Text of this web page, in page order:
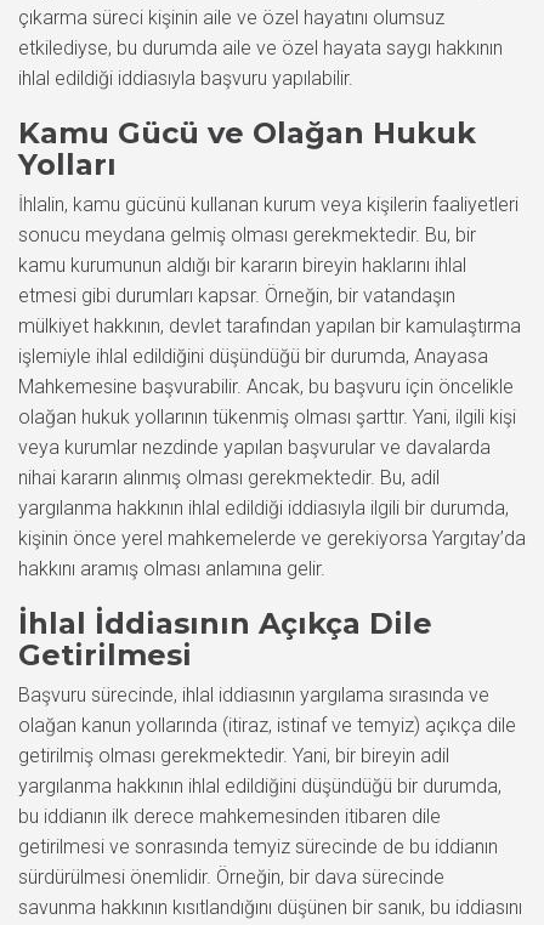
çıkarma süreci kişinin aile ve özel hayatını olumsuz
etkilediyse, bu durumda aile ve özel hayata saygı hakkının
ihlal edildiği iddiasıyla başvuru yapılabilir.
Kamu Gücü ve Olağan Hukuk
Yolları
İhlalin, kamu gücünü kullanan kurum veya kişilerin faaliyetleri
sonucu meydana gelmiş olması gerekmektedir. Bu, bir
kamu kurumunun aldığı bir kararın bireyin haklarını ihlal
etmesi gibi durumları kapsar. Örneğin, bir vatandaşın
mülkiyet hakkının, devlet tarafından yapılan bir kamulaştırma
işlemiyle ihlal edildiğini düşündüğü bir durumda, Anayasa
Mahkemesine başvurabilir. Ancak, bu başvuru için öncelikle
olağan hukuk yollarının tükenmiş olması şarttır. Yani, ilgili kişi
veya kurumlar nezdinde yapılan başvurular ve davalarda
nihai kararın alınmış olması gerekmektedir. Bu, adil
yargılanma hakkının ihlal edildiği iddiasıyla ilgili bir durumda,
kişinin önce yerel mahkemelerde ve gerekiyorsa Yargıtay’da
hakkını aramış olması anlamına gelir.
İhlal İddiasının Açıkça Dile
Getirilmesi
Başvuru sürecinde, ihlal iddiasının yargılama sırasında ve
olağan kanun yollarında (itiraz, istinaf ve temyiz) açıkça dile
getirilmiş olması gerekmektedir. Yani, bir bireyin adil
yargılanma hakkının ihlal edildiğini düşündüğü bir durumda,
bu iddianın ilk derece mahkemesinden itibaren dile
getirilmesi ve sonrasında temyiz sürecinde de bu iddianın
sürdürülmesi önemlidir. Örneğin, bir dava sürecinde
savunma hakkının kısıtlandığını düşünen bir sanık, bu iddiasını